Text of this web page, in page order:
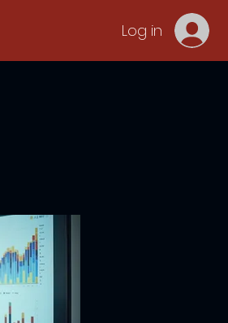
Log in